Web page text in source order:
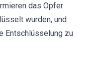
das Opfer
wurden, und
Entschlüsselung zu